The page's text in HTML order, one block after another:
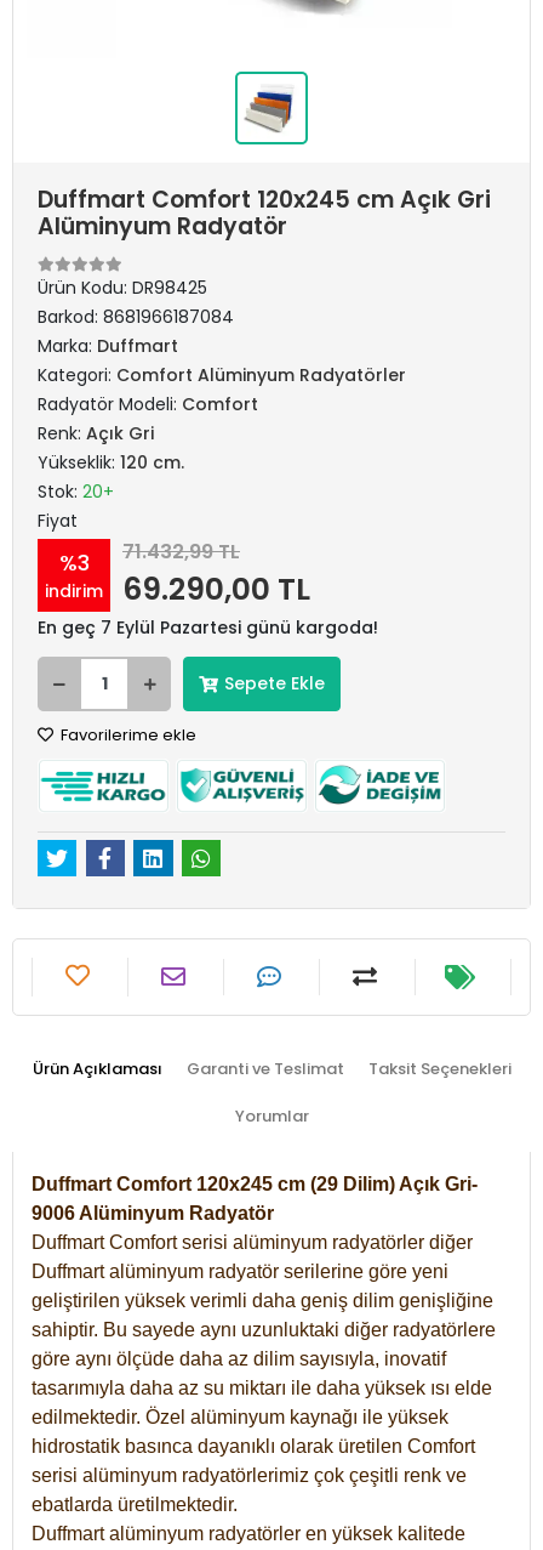
Duffmart Comfort 120x245 cm Açık Gri
Alüminyum Radyatör
Ürün Kodu: DR98425
Barkod: 8681966187084
Marka: Duffmart
Kategori: Comfort Alüminyum Radyatörler
Radyatör Modeli: Comfort
Renk: Açık Gri
Yükseklik: 120 cm.
Stok: 20+
Fiyat
%3
indirim
71.432,99 TL
69.290,00 TL
En geç 7 Eylül Pazartesi günü kargoda!
Sepete Ekle
Favorilerime ekle
Ürün Açıklaması Garanti ve Teslimat Taksit Seçenekleri
Yorumlar
Duffmart Comfort 120x245 cm (29 Dilim) Açık Gri-
9006 Alüminyum Radyatör
Duffmart Comfort serisi alüminyum radyatörler diğer
Duffmart alüminyum radyatör serilerine göre yeni
geliştirilen yüksek verimli daha geniş dilim genişliğine
sahiptir. Bu sayede aynı uzunluktaki diğer radyatörlere
göre aynı ölçüde daha az dilim sayısıyla, inovatif
tasarımıyla daha az su miktarı ile daha yüksek ısı elde
edilmektedir. Özel alüminyum kaynağı ile yüksek
hidrostatik basınca dayanıklı olarak üretilen Comfort
serisi alüminyum radyatörlerimiz çok çeşitli renk ve
ebatlarda üretilmektedir.
Duffmart alüminyum radyatörler en yüksek kalitede